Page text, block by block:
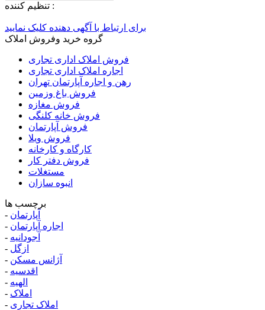
تنظيم کننده :
برای ارتباط با آگهی دهنده کلیک نمایید
گروه خرید وفروش املاک
فروش املاک اداری تجاری
اجاره املاک اداری تجاری
رهن و اجاره آپارتمان تهران
فروش باغ وزمین
فروش مغازه
فروش خانه کلنگی
فروش آپارتمان
فروش ویلا
کارگاه و کارخانه
فروش دفتر کار
مستغلات
انبوه سازان
برچسب ها
- آپارتمان
- اجاره آپارتمان
- آجودانیه
- ازگل
- آژانس مسکن
- اقدسیه
- الهیه
- املاک
- املاک تجاری